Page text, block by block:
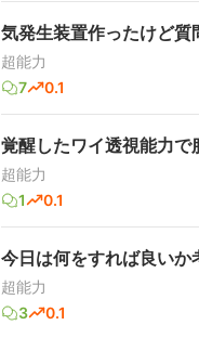
気発生装置作ったけど質
超能力
7
0.1
覚醒したワイ透視能力で
超能力
1
0.1
今日は何をすれば良いか
超能力
3
0.1